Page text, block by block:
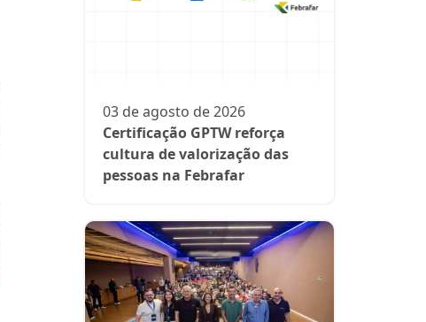
03 de agosto de 2026
Certificação GPTW reforça
cultura de valorização das
pessoas na Febrafar